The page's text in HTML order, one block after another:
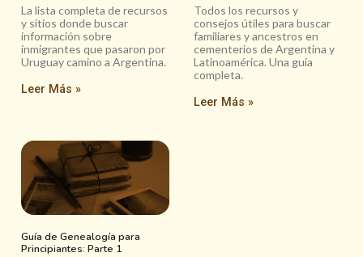
La lista completa de recursos
y sitios donde buscar
información sobre
inmigrantes que pasaron por
Uruguay camino a Argentina.
Leer Más »
Todos los recursos y
consejos útiles para buscar
familiares y ancestros en
cementerios de Argentina y
Latinoamérica. Una guía
completa.
Leer Más »
Guía de Genealogía para
Principiantes: Parte 1